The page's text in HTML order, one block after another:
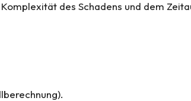
des Schadens und dem